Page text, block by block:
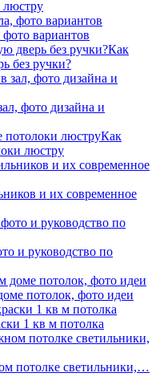
люстру
вариантов
Как
без ручки?
фото дизайна и
Как
люстру
и их современное
и руководство по
потолок, фото идеи
1 кв м потолка
потолке светильники,…